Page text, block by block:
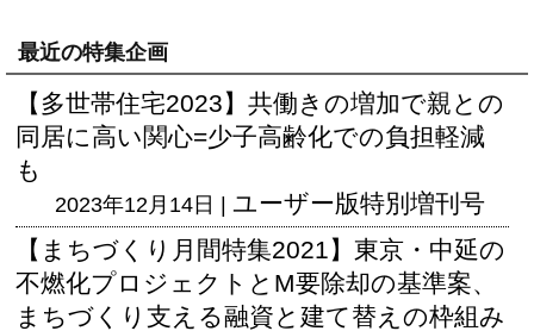
最近の特集企画
【多世帯住宅2023】共働きの増加で親との
同居に高い関心=少子高齢化での負担軽減
も
2023年12月14日 | ユーザー版特別増刊号
【まちづくり月間特集2021】東京・中延の
不燃化プロジェクトとM要除却の基準案、
まちづくり支える融資と建て替えの枠組み